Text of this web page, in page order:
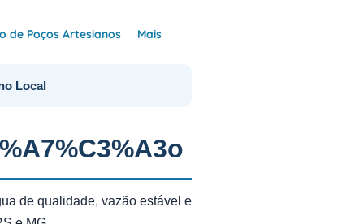
de Poços Artesianos Mais
Local
de qualidade, vazão estável e